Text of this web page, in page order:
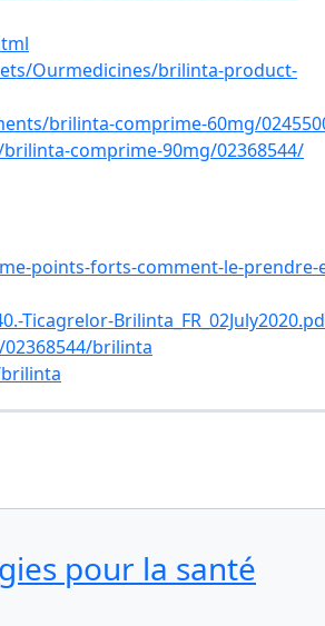
Ourmedicines/brilinta-product-
brilinta-comprime-60mg/
comprime-90mg/02368544/
points-forts-comment-le-prendre-
brilinta
pour la santé